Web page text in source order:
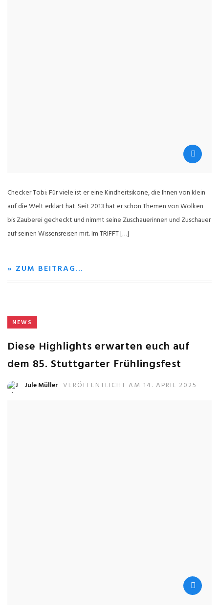
Checker Tobi: Für viele ist er eine Kindheitsikone, die Ihnen von klein
auf die Welt erklärt hat. Seit 2013 hat er schon Themen von Wolken
bis Zauberei gecheckt und nimmt seine Zuschauerinnen und Zuschauer
auf seinen Wissensreisen mit. Im TRIFFT […]
» ZUM BEITRAG…
NEWS
Diese Highlights erwarten euch auf
dem 85. Stuttgarter Frühlingsfest
Jule Müller VERÖFFENTLICHT AM 14. APRIL 2025